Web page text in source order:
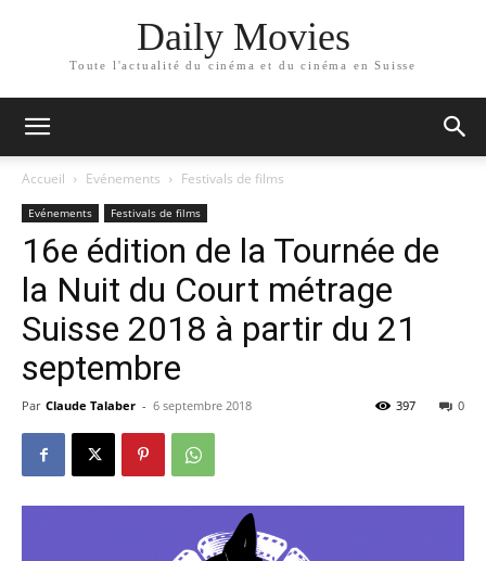
Daily Movies
Toute l'actualité du cinéma et du cinéma en Suisse
Accueil Evénements Festivals de films
Evénements Festivals de films
16e édition de la Tournée de
la Nuit du Court métrage
Suisse 2018 à partir du 21
septembre
Par Claude Talaber - 6 septembre 2018 0
397